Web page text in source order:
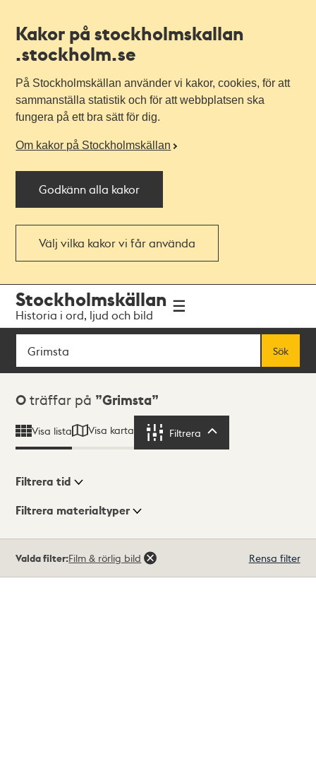
Kakor på stockholmskallan
.stockholm.se
På Stockholmskällan använder vi kakor, cookies, för att
sammanställa statistik och för att webbplatsen ska
fungera på ett bra sätt för dig.
Om kakor på Stockholmskällan
Godkänn alla kakor
Välj vilka kakor vi får använda
navigationen
huvudinnehållet
Stockholmskällan
Historia i ord, ljud och bild
Sök
Sök
Sökresultat
0 träffar på Grimsta
Visa lista Visa karta Filtrera
Visningsläge
Filtrera tid
Filtrera materialtyper
träffar
Valda filter:Film & rörlig bild Rensa filter